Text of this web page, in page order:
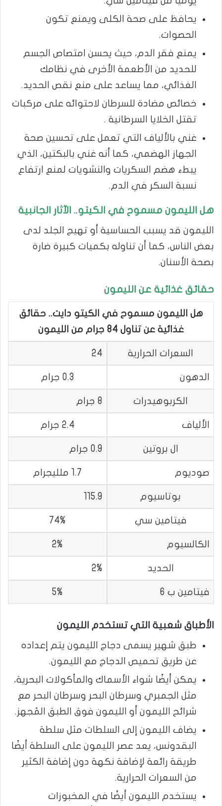
يحافظ على صحة الكلى ويمنع تكون
الحصوات.
يمنع فقر الدم، حيث يحسن امتصاص الجسم
للحديد من الأطعمة الأخرى في نظامك
الغذائي، مما يساعد على منع نقص الحديد.
خصائص مضادة للسرطان لاحتوائه على مركبات
تقتل الخلايا السرطانية .
غني بالألياف التي تعمل على تحسين صحة
الجهاز الهضمي، كما أنه غني بالبكتين، الذي
يبطء هضم السكريات والنشويات لمنع ارتفاع
نسبة السكر في الدم.
هل الليمون مسموح في الكيتو.. الآثار الجانبية
الليمون قد يسبب الحساسية أو تهيج الجلد لدى
بعض الناس، كما أن تناوله بكميات كبيرة ضارة
بصحة الأسنان.
حقائق غذائية عن الليمون
هل الليمون مسموح في الكيتو دايت.. حقائق
غذائية عن تناول 84 جرام من الليمون
السعرات الحرارية 24
الدهون 0.3 جرام
الكربوهيدرات 8 جرام
الألياف 2.4 جرام
ال بروتين 0.9 جرام
صوديوم 1.7 ملليجرام
بوتاسيوم 115.9
فيتامين سي 74%
الكالسيوم 2%
الحديد 2%
فيتامين ب 6 5%
الأطباق شعبية التي تستخدم الليمون
طبق شهير يسمى دجاج الليمون يتم إعداده
عن طريق تحميص الدجاج مع الليمون.
يمكن أيضًا شواء الأسماك والمأكولات البحرية،
مثل الجمبري وسرطان البحر وسرطان البحر مع
شرائح الليمون أو الليمون فوق الطبق المُجهز.
يضاف الليمون إلى السلطات مثل سلطة
البقدونس، يعد عصر الليمون على السلطة أيضًا
طريقة رائعة لإضافة نكهة دون إضافة الكثير
من السعرات الحرارية.
يستخدم الليمون أيضًا في المخبوزات